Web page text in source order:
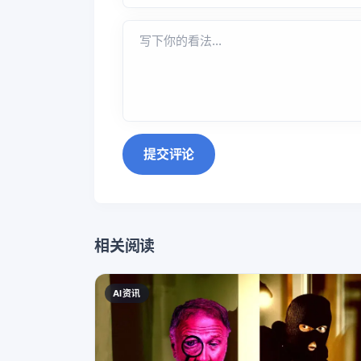
提交评论
相关阅读
AI资讯